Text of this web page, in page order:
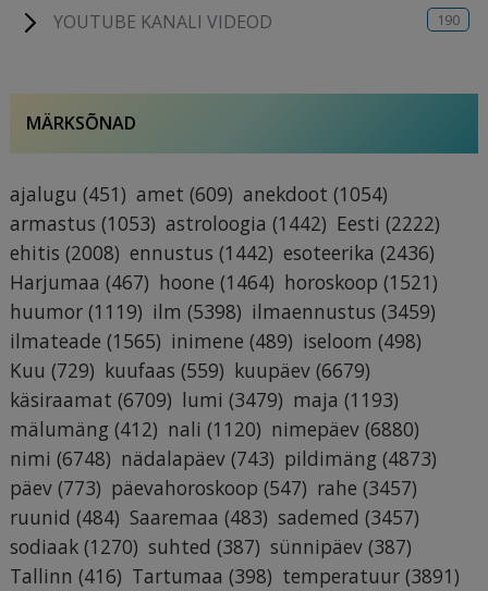
YOUTUBE KANALI VIDEOD 190
MÄRKSÕNAD
ajalugu (451) amet (609) anekdoot (1054)
armastus (1053) astroloogia (1442) Eesti (2222)
ehitis (2008) ennustus (1442) esoteerika (2436)
Harjumaa (467) hoone (1464) horoskoop (1521)
huumor (1119) ilm (5398) ilmaennustus (3459)
ilmateade (1565) inimene (489) iseloom (498)
Kuu (729) kuufaas (559) kuupäev (6679)
käsiraamat (6709) lumi (3479) maja (1193)
mälumäng (412) nali (1120) nimepäev (6880)
nimi (6748) nädalapäev (743) pildimäng (4873)
päev (773) päevahoroskoop (547) rahe (3457)
ruunid (484) Saaremaa (483) sademed (3457)
sodiaak (1270) suhted (387) sünnipäev (387)
Tallinn (416) Tartumaa (398) temperatuur (3891)